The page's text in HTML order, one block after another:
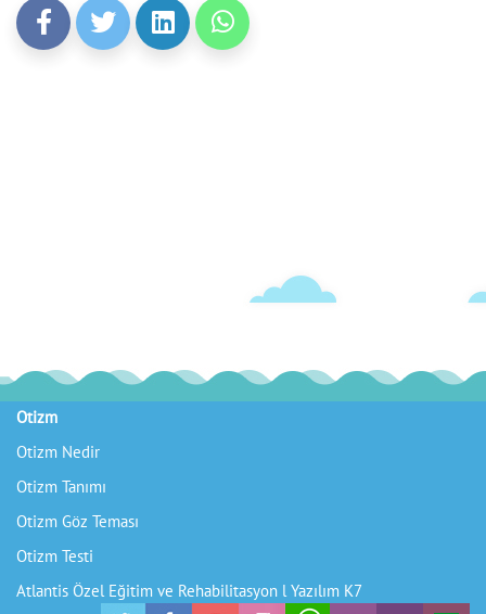
Otizm
Gelişim Geriliği
Otizm Nedir
Gelişim Geriliği Nasıl Fark Edilir
Otizm Tanımı
Gelişim Geriliği Nasıl Tedavi Edilir
Otizm Göz Teması
Gelişim Geriliği Tedavisi
Otizm Testi
Gelişim Geriliği Çocuklarda
Atlantis Özel Eğitim ve Rehabilitasyon lYazılım K7